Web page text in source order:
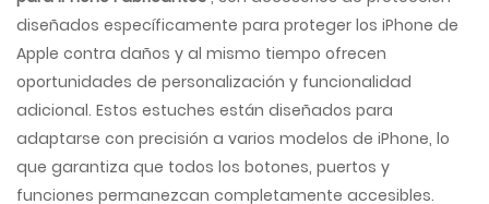
diseñados específicamente para proteger los iPhone de
Apple contra daños y al mismo tiempo ofrecen
oportunidades de personalización y funcionalidad
adicional. Estos estuches están diseñados para
adaptarse con precisión a varios modelos de iPhone, lo
que garantiza que todos los botones, puertos y
funciones permanezcan completamente accesibles.